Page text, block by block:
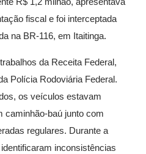
fiscal e foi interceptada
na BR-116, em Itaitinga.
da Receita Federal,
Polícia Rodoviária Federal.
os veículos estavam
caminhão-baú junto com
regulares. Durante a
inconsistências